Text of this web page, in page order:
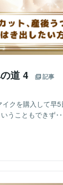
道 4 記事
クを購入して早
うこともできず･